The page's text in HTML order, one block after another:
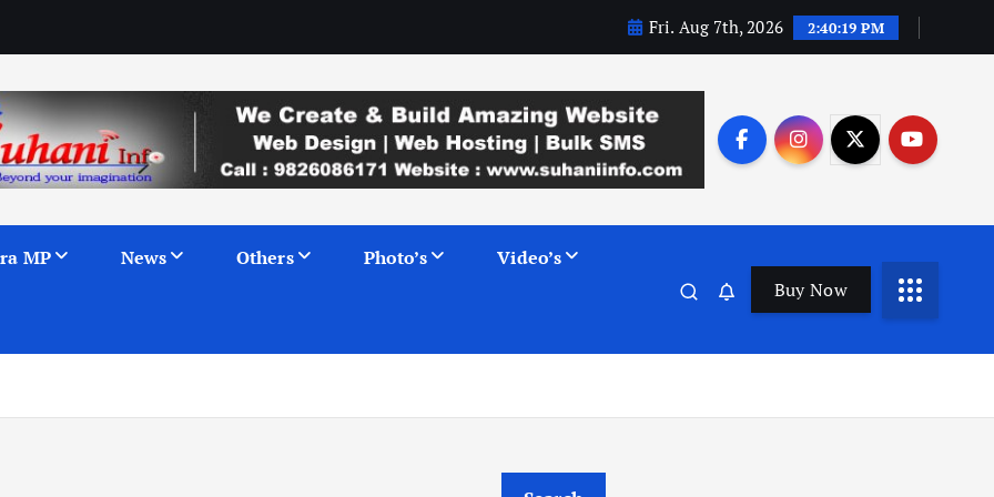
Fri. Aug 7th, 2026 2:40:20 PM
MP News Others Photo’s Video’s
Buy Now